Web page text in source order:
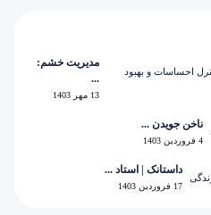
مدیریت خشم:
...
13 مهر 1403
ناخن جویدن ...
4 فروردین 1403
داستانک | استاد ...
17 فروردین 1403